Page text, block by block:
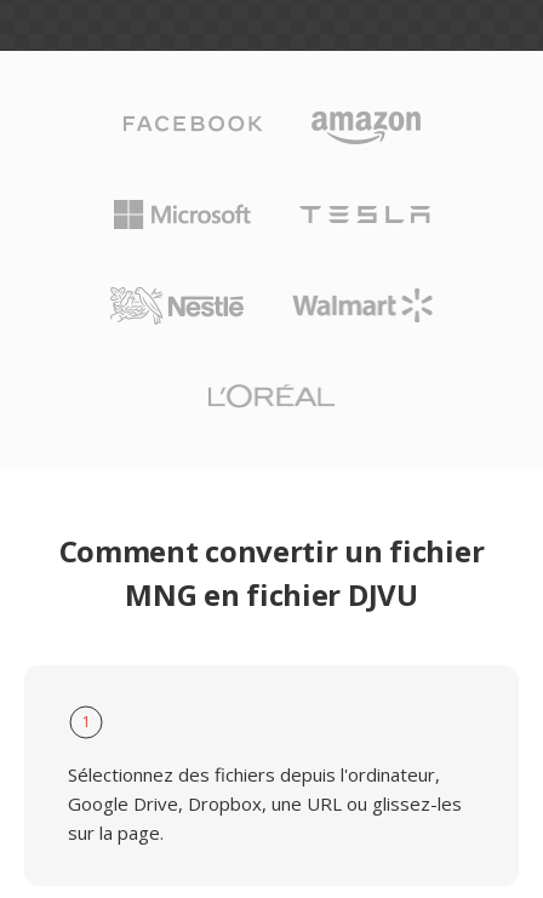
Comment convertir un fichier
MNG en fichier DJVU
1
Sélectionnez des fichiers depuis l'ordinateur,
Google Drive, Dropbox, une URL ou glissez-les
sur la page.